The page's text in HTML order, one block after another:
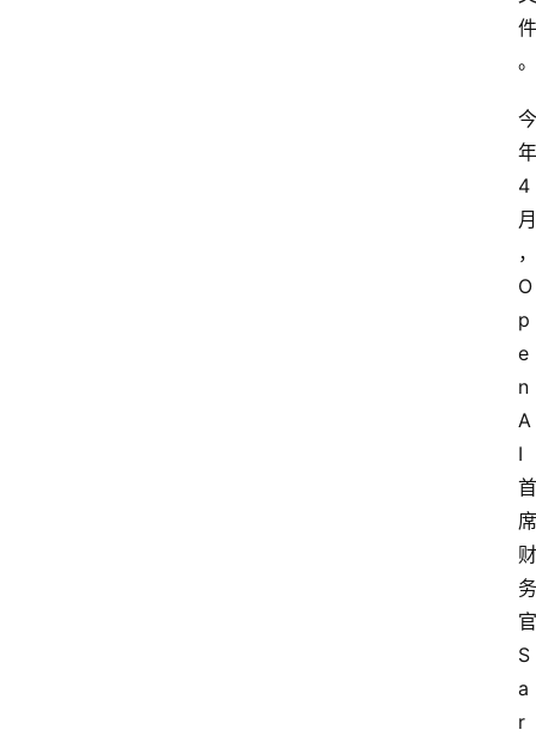
件
。
今
年
4
月
，
O
p
e
n
A
I
首
席
财
务
官
S
a
r